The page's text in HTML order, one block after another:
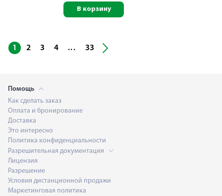
В корзину
1 2 3 4 ... 33
Помощь
Как сделать заказ
Оплата и бронирование
Доставка
Это интересно
Политика конфиденциальности
Разрешительная документация
Лицензия
Разрешение
Условия дистанционной продажи
Маркетинговая политика